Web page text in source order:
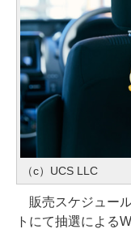
（c）UCS LLC
販売スケジュー
トにて抽選による